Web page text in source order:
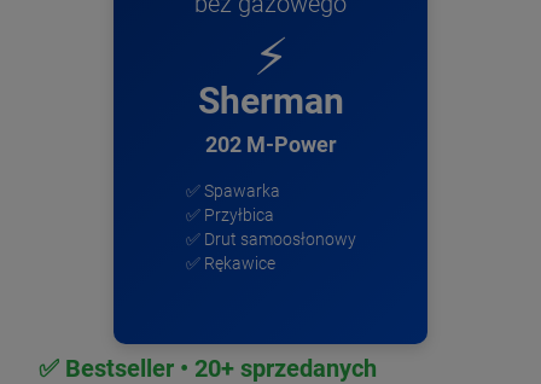
⚡
Sherman
202 M-Power
✅ Spawarka
✅ Przyłbica
✅ Drut samoosłonowy
✅ Rękawice
✅ Bestseller • 20+ sprzedanych